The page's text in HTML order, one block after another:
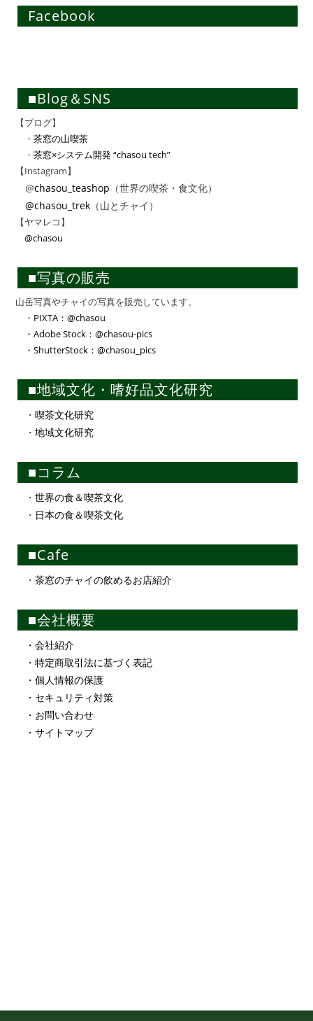
Facebook
■Blog＆SNS
【ブログ】
・茶窓の山喫茶
・茶窓×システム開発 “chasou tech”
【Instagram】
@chasou_teashop （世界の喫茶・食文化）
@chasou_trek （山とチャイ）
【ヤマレコ】
@chasou
■写真の販売
山岳写真やチャイの写真を販売しています。
・PIXTA：@chasou
・Adobe Stock：@chasou-pics
・ShutterStock：@chasou_pics
■地域文化・嗜好品文化研究
・喫茶文化研究
・地域文化研究
■コラム
・世界の食＆喫茶文化
・ 日本の食＆喫茶文化
■Cafe
・茶窓のチャイの飲めるお店紹介
■会社概要
・会社紹介
・特定商取引法に基づく表記
・個人情報の保護
・セキュリティ対策
・お問い合わせ
・サイトマップ